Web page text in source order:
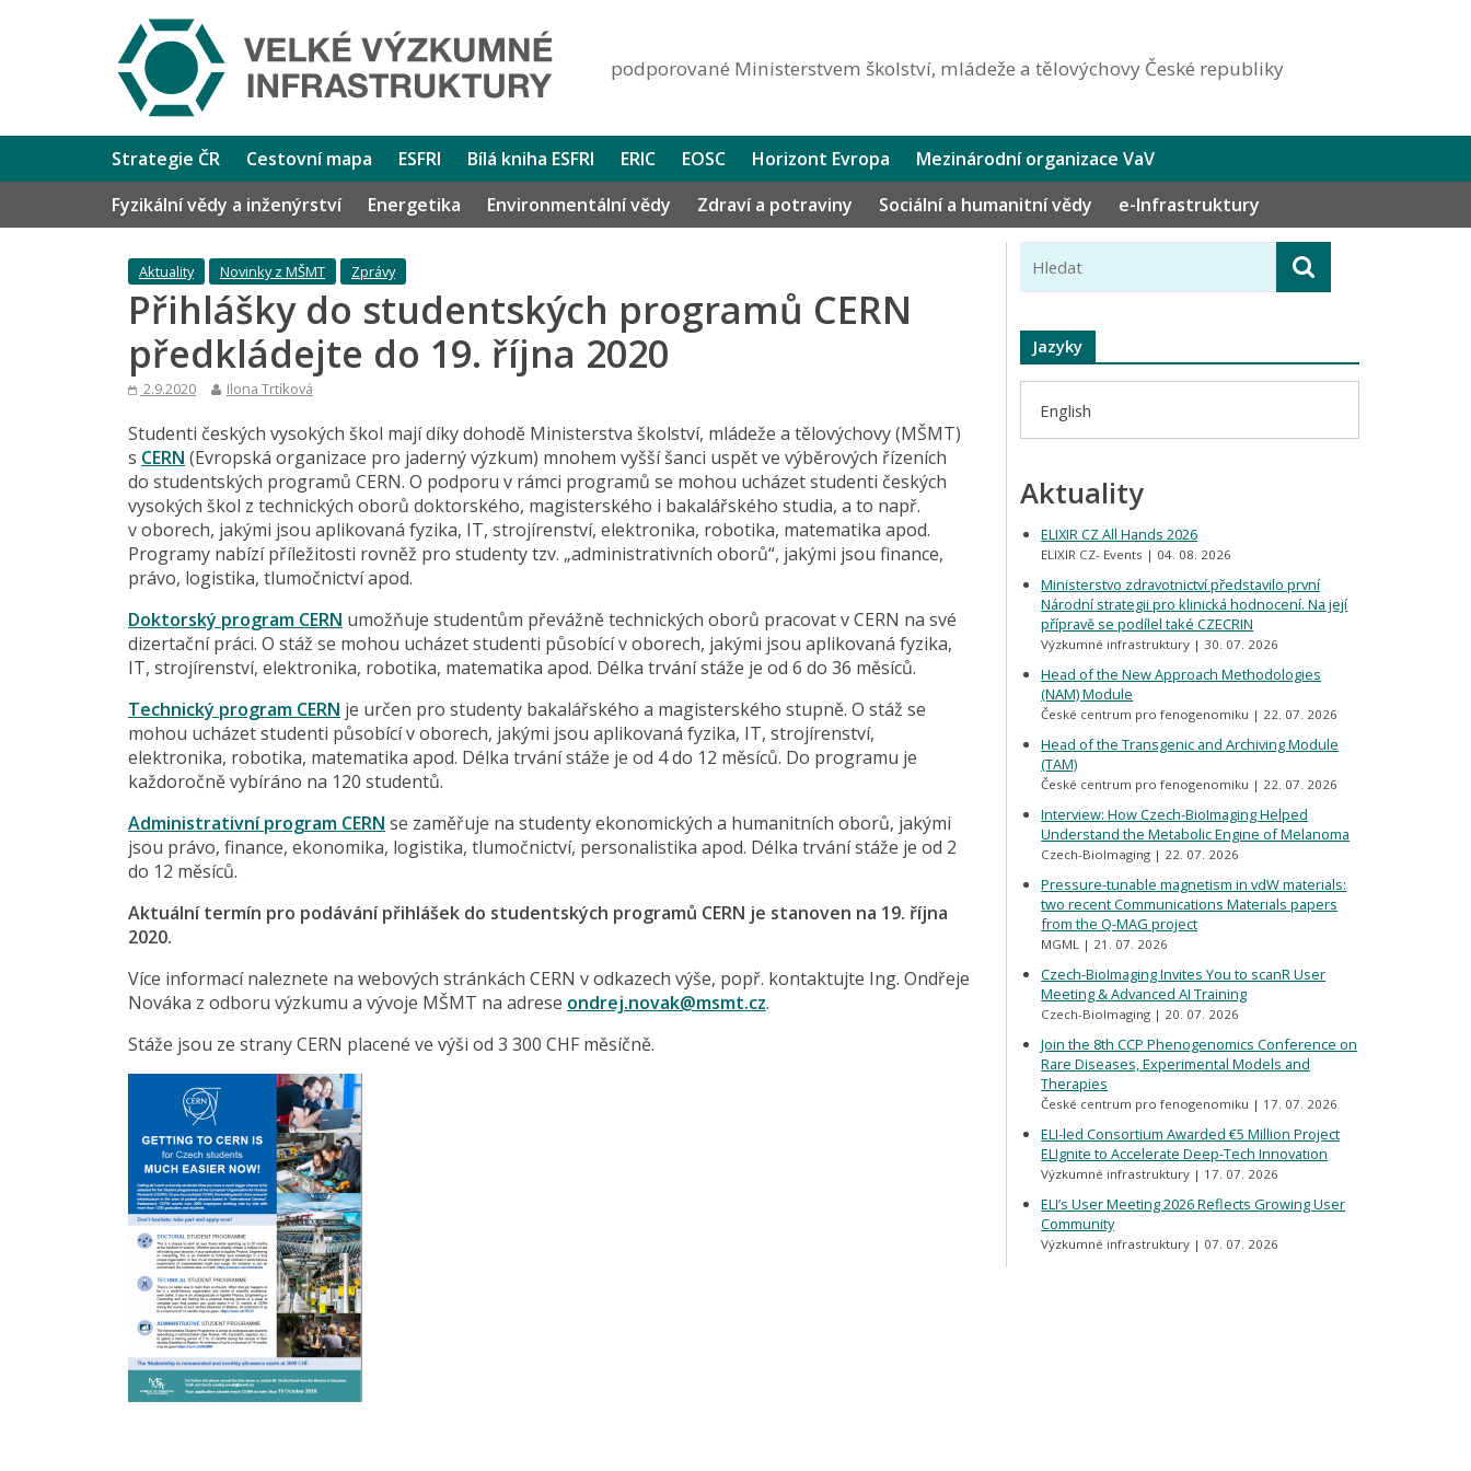
podporované Ministerstvem školství, mládeže a tělovýchovy České republiky
Strategie ČR Cestovní mapa ESFRI Bílá kniha ESFRI ERIC EOSC Horizont Evropa
Mezinárodní organizace VaV
Fyzikální vědy a inženýrství
Energetika Environmentální vědy Zdraví a potraviny Sociální a humanitní vědy e-Infrastruktury
Aktuality Novinky z MŠMT Zprávy
Přihlášky do studentských programů CERN
předkládejte do 19. října 2020
2.9.2020 Ilona Trtíková
Studenti českých vysokých škol mají díky dohodě Ministerstva školství, mládeže a tělovýchovy (MŠMT)
s CERN (Evropská organizace pro jaderný výzkum) mnohem vyšší šanci uspět ve výběrových řízeních
do studentských programů CERN. O podporu v rámci programů se mohou ucházet studenti českých
vysokých škol z technických oborů doktorského, magisterského i bakalářského studia, a to např.
v oborech, jakými jsou aplikovaná fyzika, IT, strojírenství, elektronika, robotika, matematika apod.
Programy nabízí příležitosti rovněž pro studenty tzv. „administrativních oborů“, jakými jsou finance,
právo, logistika, tlumočnictví apod.
Doktorský program CERN umožňuje studentům převážně technických oborů pracovat v CERN na své
dizertační práci. O stáž se mohou ucházet studenti působící v oborech, jakými jsou aplikovaná fyzika,
IT, strojírenství, elektronika, robotika, matematika apod. Délka trvání stáže je od 6 do 36 měsíců.
Technický program CERN je určen pro studenty bakalářského a magisterského stupně. O stáž se
mohou ucházet studenti působící v oborech, jakými jsou aplikovaná fyzika, IT, strojírenství,
elektronika, robotika, matematika apod. Délka trvání stáže je od 4 do 12 měsíců. Do programu je
každoročně vybíráno na 120 studentů.
Administrativní program CERN se zaměřuje na studenty ekonomických a humanitních oborů, jakými
jsou právo, finance, ekonomika, logistika, tlumočnictví, personalistika apod. Délka trvání stáže je od 2
do 12 měsíců.
Aktuální termín pro podávání přihlášek do studentských programů CERN je stanoven na 19. října
2020.
Více informací naleznete na webových stránkách CERN v odkazech výše, popř. kontaktujte Ing. Ondřeje
Nováka z odboru výzkumu a vývoje MŠMT na adrese ondrej.novak@msmt.cz.
Stáže jsou ze strany CERN placené ve výši od 3 300 CHF měsíčně.
Jazyky
English
Aktuality
ELIXIR CZ All Hands 2026
ELIXIR CZ- Events 04. 08. 2026
Ministerstvo zdravotnictví představilo první
Národní strategii pro klinická hodnocení. Na její
přípravě se podílel také CZECRIN
Výzkumné infrastruktury 30. 07. 2026
Head of the New Approach Methodologies
(NAM) Module
České centrum pro fenogenomiku 22. 07. 2026
Head of the Transgenic and Archiving Module
(TAM)
České centrum pro fenogenomiku 22. 07. 2026
Interview: How Czech-BioImaging Helped
Understand the Metabolic Engine of Melanoma
Czech-BioImaging 22. 07. 2026
Pressure-tunable magnetism in vdW materials:
two recent Communications Materials papers
from the Q-MAG project
MGML 21. 07. 2026
Czech-BioImaging Invites You to scanR User
Meeting & Advanced AI Training
Czech-BioImaging 20. 07. 2026
Join the 8th CCP Phenogenomics Conference on
Rare Diseases, Experimental Models and
Therapies
České centrum pro fenogenomiku 17. 07. 2026
ELI-led Consortium Awarded €5 Million Project
ELIgnite to Accelerate Deep-Tech Innovation
Výzkumné infrastruktury 17. 07. 2026
ELI’s User Meeting 2026 Reflects Growing User
Community
Výzkumné infrastruktury 07. 07. 2026